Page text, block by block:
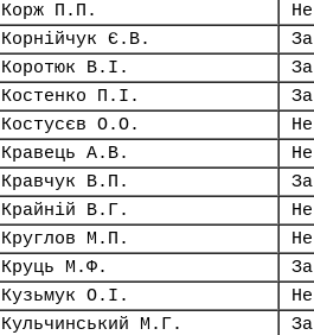
Корж П.П.
Корнійчук Є.В.
За
Коротюк В.І.
За
Костенко П.І.
За
Костусєв О.О.
Кравець А.В.
Кравчук В.П.
За
Крайній В.Г.
Круглов М.П.
Круць М.Ф.
За
Кузьмук О.І.
Кульчинський М.Г.
За